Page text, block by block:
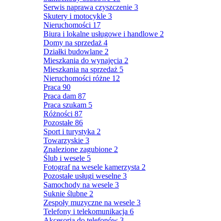
Serwis naprawa czyszczenie 3
Skutery i motocykle 3
Nieruchomości 17
Biura i lokalne usługowe i handlowe 2
Domy na sprzedaż 4
Działki budowlane 2
Mieszkania do wynajęcia 2
Mieszkania na sprzedaż 5
Nieruchomości różne 12
Praca 90
Praca dam 87
Praca szukam 5
Różności 87
Pozostałe 86
Sport i turystyka 2
Towarzyskie 3
Znalezione zagubione 2
Ślub i wesele 5
Fotograf na wesele kamerzysta 2
Pozostałe usługi weselne 3
Samochody na wesele 3
Suknie ślubne 2
Zespoły muzyczne na wesele 3
Telefony i telekomunikacja 6